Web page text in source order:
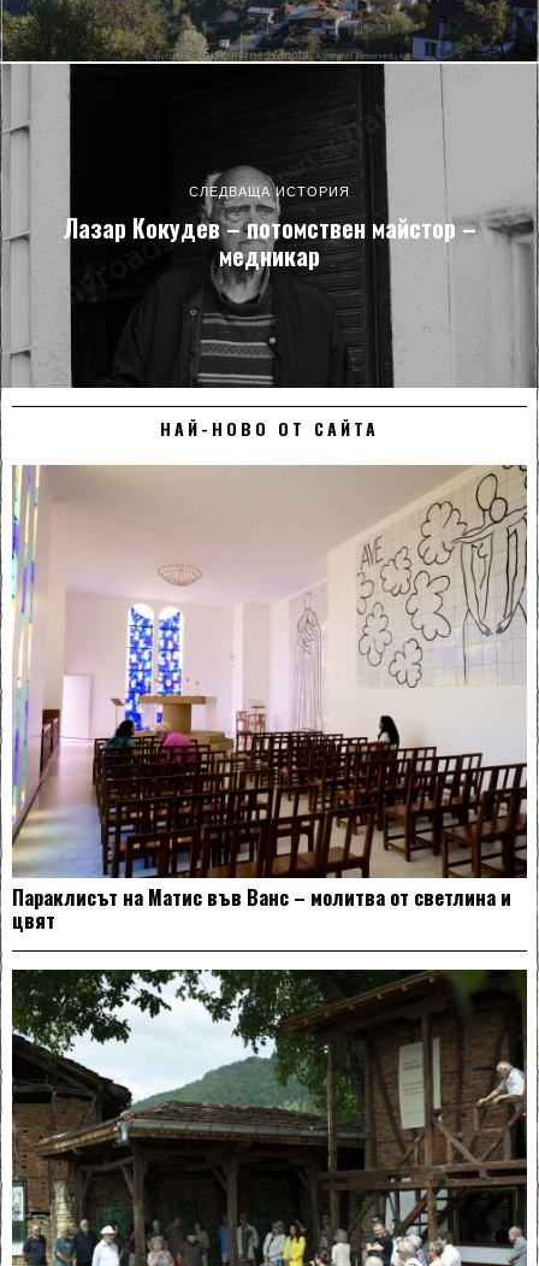
СЛЕДВАЩА ИСТОРИЯ
Лазар Кокудев – потомствен майстор –
медникар
НАЙ-НОВО ОТ САЙТА
Параклисът на Матис във Ванс – молитва от светлина и
цвят